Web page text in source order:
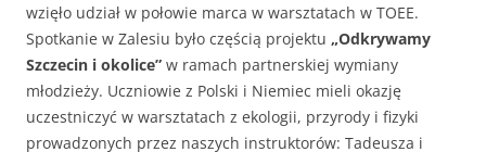
wzięło udział w połowie marca w warsztatach w TOEE.
Spotkanie w Zalesiu było częścią projektu „Odkrywamy
Szczecin i okolice” w ramach partnerskiej wymiany
młodzieży. Uczniowie z Polski i Niemiec mieli okazję
uczestniczyć w warsztatach z ekologii, przyrody i fizyki
prowadzonych przez naszych instruktorów: Tadeusza i